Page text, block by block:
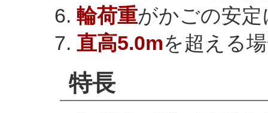
輪荷重がかごの安
直高5.0mを超える
特長